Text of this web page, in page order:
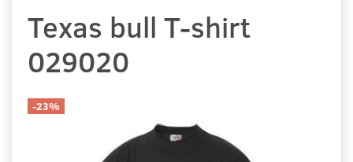
Texas bull T-shirt
029020
-23%